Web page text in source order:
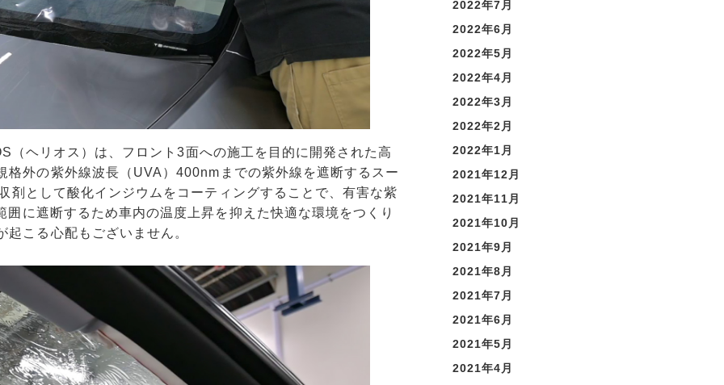
ヘリオス）は、フロント3面への施工を目的に開発された高
格外の紫外線波長（UVA）400nmまでの紫外線を遮断するスー
剤として酸化インジウムをコーティングすることで、有害な紫
に遮断するため車内の温度上昇を抑えた快適な環境をつくり
こる心配もございません。
2022年7月
2022年6月
2022年5月
2022年4月
2022年3月
2022年2月
2022年1月
2021年12月
2021年11月
2021年10月
2021年9月
2021年8月
2021年7月
2021年6月
2021年5月
2021年4月